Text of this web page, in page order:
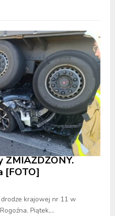
ZMIAŻDŻONY.
[FOTO]
krajowej nr 11 w
Piątek,...